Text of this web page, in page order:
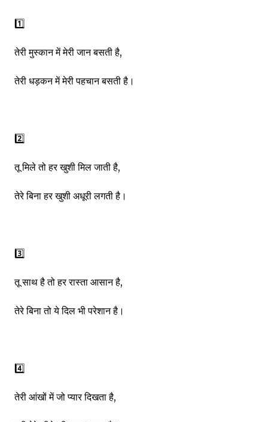
1️⃣
तेरी मुस्कान में मेरी जान बसती है,
तेरी धड़कन में मेरी पहचान बसती है।
2️⃣
तू मिले तो हर खुशी मिल जाती है,
तेरे बिना हर खुशी अधूरी लगती है।
3️⃣
तू साथ है तो हर रास्ता आसान है,
तेरे बिना तो ये दिल भी परेशान है।
4️⃣
तेरी आंखों में जो प्यार दिखता है,